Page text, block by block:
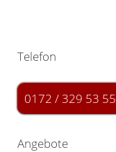
Telefon
0172 / 329 53 55
Angebote